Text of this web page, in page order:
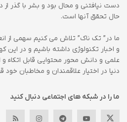
دست نیافتنی و محال بود و بشر با گذر از
حال تحقق آنها است.
ما در” تک ناک” تلاش می کنیم سهمی از
و اخبار تکنولوژی داشته باشیم و در این
علمی و دانش محور محتوایی قابل اتکاء و
دنیا در اختیار علاقمندان و مخاطبان خود
ما را در شبکه های اجتماعی دنبال کنید